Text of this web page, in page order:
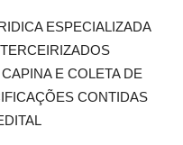
ESPECIALIZADA
E COLETA DE
CONTIDAS